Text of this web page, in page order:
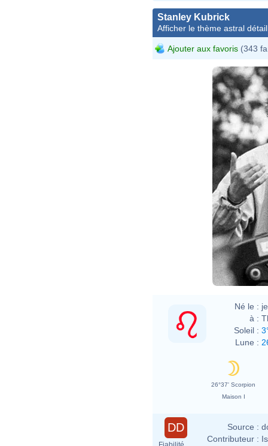
Stanley Kubrick
Afficher le thème astral
Ajouter aux favoris (343
Né le :
à :
Soleil :
Lune :
26°37' Scorpion
Maison I
DD Source :
Contributeur :